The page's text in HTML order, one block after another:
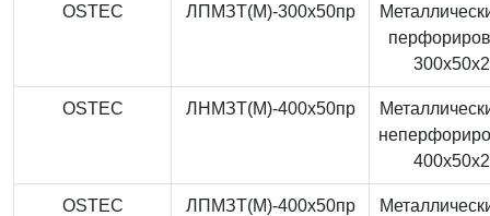
OSTEC ЛПМЗТ(М)-300x50пр
OSTEC ЛНМЗТ(М)-400x50пр
OSTEC ЛПМЗТ(М)-400x50пр